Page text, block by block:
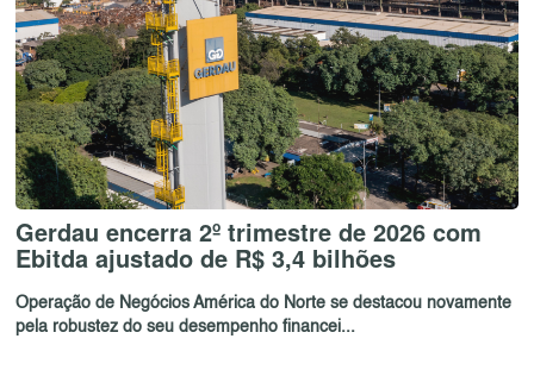
Gerdau encerra 2º trimestre de 2026 com
Ebitda ajustado de R$ 3,4 bilhões
Operação de Negócios América do Norte se destacou novamente
pela robustez do seu desempenho financei...